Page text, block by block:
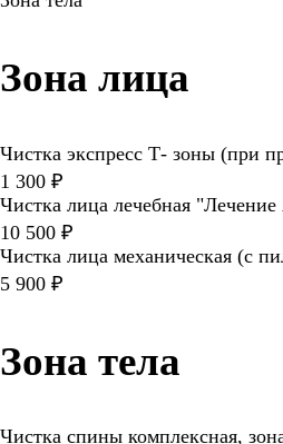
Зона лица
Чистка экспресс Т- зоны (при
1 300 ₽
Чистка лица лечебная
10 500 ₽
Чистка лица механическая (с
5 900 ₽
Зона тела
Чистка спины комплексная,